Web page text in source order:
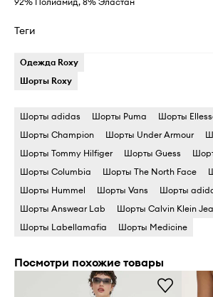
Теги
Одежда Roxy
Шорты Roxy
Шорты adidas Шорты Puma
Шорты
Шорты Champion
Шорты Under Armour
Шорты Tommy Hilfiger
Шорты Guess
Шорты Columbia
Шорты The North Face
Шорты Hummel
Шорты Vans
Шорты
Шорты Answear Lab
Шорты Calvin Klein
Шорты Labellamafia
Шорты Medicine
Посмотри похожие товары